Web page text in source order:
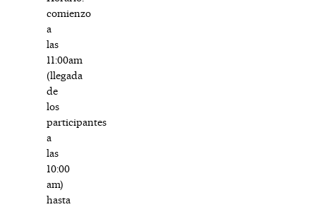
comienzo
a
las
11:00am
(llegada
de
los
participantes
a
las
10:00
am)
hasta